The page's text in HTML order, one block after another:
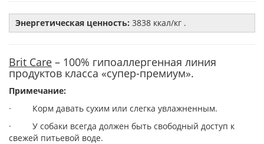
Энергетическая ценность: 3838 ккал/кг .
Brit Care – 100% гипоаллергенная линия
продуктов класса «супер-премиум».
Примечание:
· Корм давать сухим или слегка увлажненным.
· У собаки всегда должен быть свободный доступ к
свежей питьевой воде.